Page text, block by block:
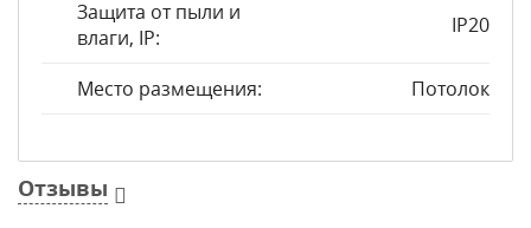
Защита от пыли и
влаги, IP:
IP20
Место размещения: Потолок
Отзывы